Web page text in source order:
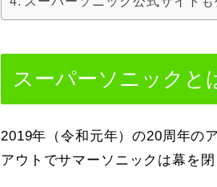
スーパーソニックと
2019年（令和元年）の20周年の
アウトでサマーソニックは幕を閉